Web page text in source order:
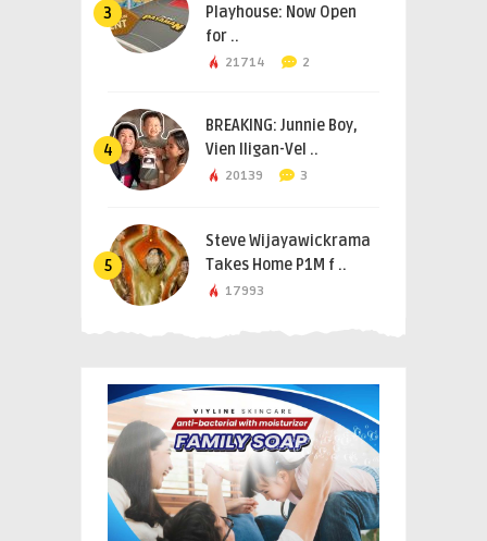
3
Playhouse: Now Open
for ..
21714 2
4
BREAKING: Junnie Boy,
Vien Iligan-Vel ..
20139 3
5
Steve Wijayawickrama
Takes Home P1M f ..
17993